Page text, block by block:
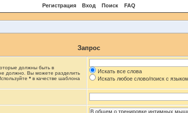
Регистрация Вход Поиск FAQ
Запрос
должны быть в
должно. Вы можете разделить
* в качестве шаблона
Искать все слова
Искать любое слово/поиск с